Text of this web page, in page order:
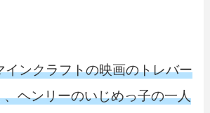
インクラフトの映画のトレバー
ヘンリーのいじめっ子の一人